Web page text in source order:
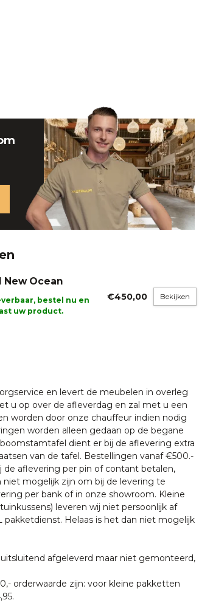
Ocean
bestel nu en
uw product.
€450,00 Bekijken
en levert de meubelen in overleg
u op over de afleverdag en zal met u een
worden door onze chauffeur indien nodig
worden alleen gedaan op de begane
dient er bij de aflevering extra
van de tafel. Bestellingen vanaf €500.-
de aflevering per pin of contant betalen,
mogelijk zijn om bij de levering te
per bank of in onze showroom. Kleine
leveren wij niet persoonlijk af
Helaas is het dan niet mogelijk
afgeleverd maar niet gemonteerd,
orderwaarde zijn: voor kleine pakketten